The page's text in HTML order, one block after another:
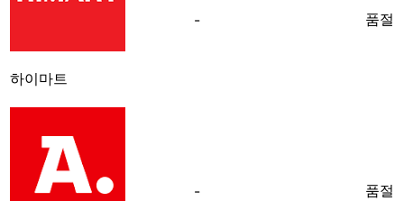
하이마트
- 품절
- 품절